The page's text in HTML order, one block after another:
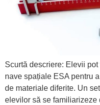
Scurtă descriere: Elevii
nave spațiale ESA pentru
de materiale diferite. Un
elevilor să se familiarizeze